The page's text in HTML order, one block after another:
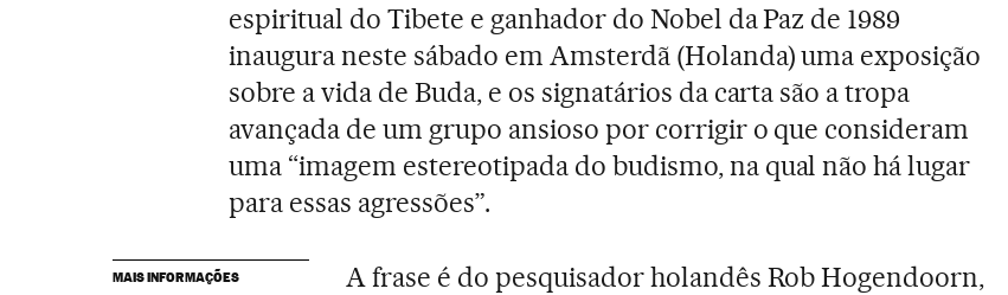
espiritual do Tibete e ganhador do Nobel da Paz de 1989
inaugura neste sábado em Amsterdã (Holanda) uma exposição
sobre a vida de Buda, e os signatários da carta são a tropa
avançada de um grupo ansioso por corrigir o que consideram
uma “imagem estereotipada do budismo, na qual não há lugar
para essas agressões”.
MAIS INFORMAÇÕES
A frase é do pesquisador holandês Rob Hogendoorn,